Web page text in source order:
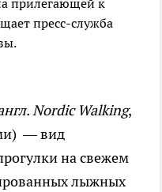
прилегающей к
пресс-служба
Nordic Walking,
— вид
на свежем
лыжных